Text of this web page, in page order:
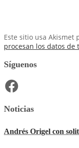
Este sitio usa Akismet
procesan los datos de
Síguenos
Facebook
Noticias
Andrés Origel con